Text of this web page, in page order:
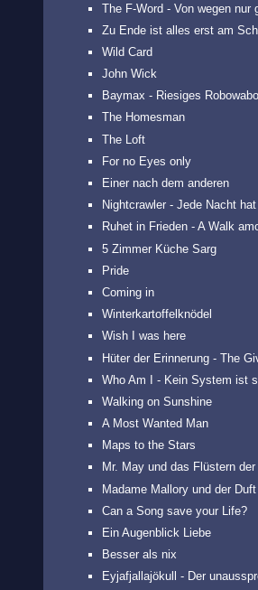
The F-Word - Von wegen
Zu Ende ist alles erst am
Wild Card
John Wick
Baymax - Riesiges
The Homesman
The Loft
For no Eyes only
Einer nach dem anderen
Nightcrawler - Jede Nacht
Ruhet in Frieden - A Walk
5 Zimmer Küche Sarg
Pride
Coming in
Winterkartoffelknödel
Wish I was here
Hüter der Erinnerung - The
Who Am I - Kein System ist
Walking on Sunshine
A Most Wanted Man
Maps to the Stars
Mr. May und das Flüstern
Madame Mallory und der
Can a Song save your Life?
Ein Augenblick Liebe
Besser als nix
Eyjafjallajökull - Der